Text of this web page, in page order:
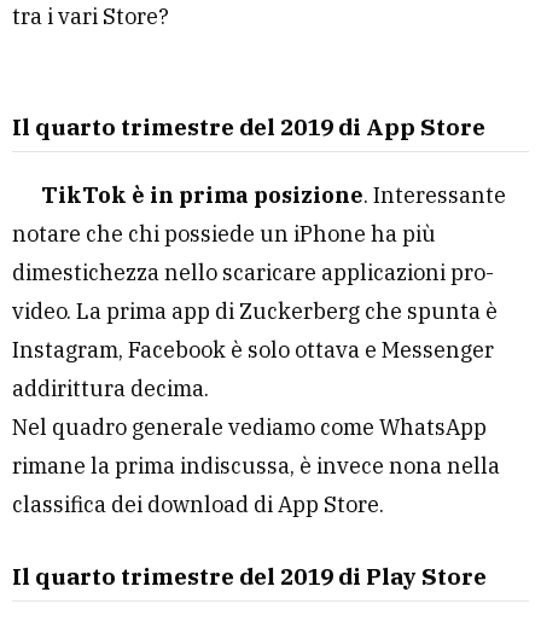
tra i vari Store?
Il quarto trimestre del 2019 di App Store
TikTok è in prima posizione. Interessante
notare che chi possiede un iPhone ha più
dimestichezza nello scaricare applicazioni pro-
video. La prima app di Zuckerberg che spunta è
Instagram, Facebook è solo ottava e Messenger
addirittura decima.
Nel quadro generale vediamo come WhatsApp
rimane la prima indiscussa, è invece nona nella
classifica dei download di App Store.
Il quarto trimestre del 2019 di Play Store